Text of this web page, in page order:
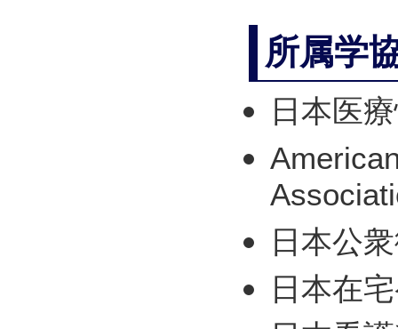
所属学
日本医
日本公
日本在